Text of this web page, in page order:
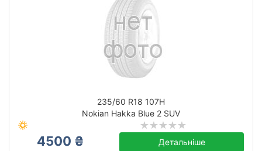
235/60 R18 107H
Nokian Hakka Blue 2 SUV
4500 ₴ Детальніше